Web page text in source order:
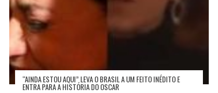
“AINDA ESTOU AQUI” LEVA O BRASIL A UM FEITO INÉDITO E
ENTRA PARA A HISTÓRIA DO OSCAR